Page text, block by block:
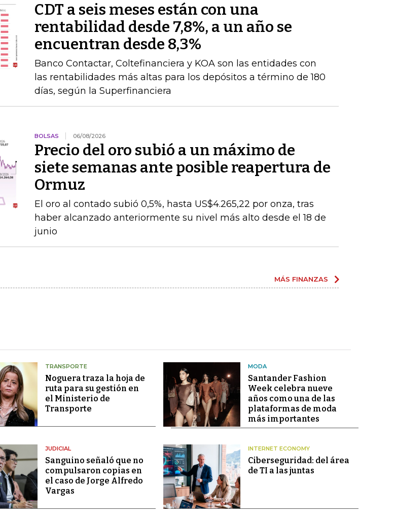
CDT a seis meses están con una
rentabilidad desde 7,8%, a un año se
encuentran desde 8,3%
Banco Contactar, Coltefinanciera y KOA son las entidades con
las rentabilidades más altas para los depósitos a término de 180
días, según la Superfinanciera
BOLSAS 06/08/2026
Precio del oro subió a un máximo de
siete semanas ante posible reapertura de
Ormuz
El oro al contado subió 0,5%, hasta US$4.265,22 por onza, tras
haber alcanzado anteriormente su nivel más alto desde el 18 de
junio
MÁS FINANZAS
TRANSPORTE
Noguera traza la hoja de
ruta para su gestión en
el Ministerio de
Transporte
MODA
Santander Fashion
Week celebra nueve
años como una de las
plataformas de moda
más importantes
JUDICIAL
Sanguino señaló que no
compulsaron copias en
el caso de Jorge Alfredo
Vargas
INTERNET ECONOMY
Ciberseguridad: del área
de TI a las juntas